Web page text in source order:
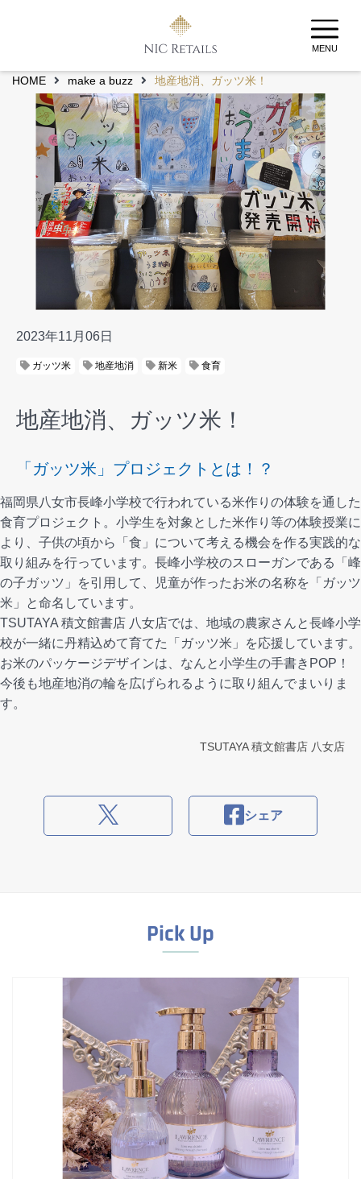
MENU
HOME make a buzz 地産地消、ガッツ米！
2023年11月06日
ガッツ米 地産地消 新米 食育
地産地消、ガッツ米！
「ガッツ米」プロジェクトとは！？
福岡県八女市長峰小学校で行われている米作りの体験を通した
食育プロジェクト。小学生を対象とした米作り等の体験授業に
より、子供の頃から「食」について考える機会を作る実践的な
取り組みを行っています。長峰小学校のスローガンである「峰
の子ガッツ」を引用して、児童が作ったお米の名称を「ガッツ
米」と命名しています。
TSUTAYA 積文館書店 八女店では、地域の農家さんと長峰小学
校が一緒に丹精込めて育てた「ガッツ米」を応援しています。
お米のパッケージデザインは、なんと小学生の手書きPOP！
今後も地産地消の輪を広げられるように取り組んでまいりま
す。
TSUTAYA 積文館書店 八女店
シェア
Pick Up